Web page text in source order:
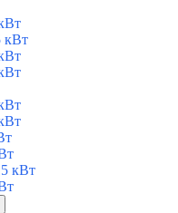
кВт
кВт